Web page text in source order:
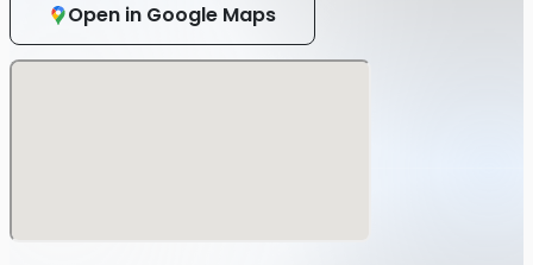
Open in Google Maps